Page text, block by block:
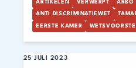
ARTIKELEN VERWERPT ARBO
ANTI DISCRIMINATIEWET
EERSTE KAMER
25 JULI 2023